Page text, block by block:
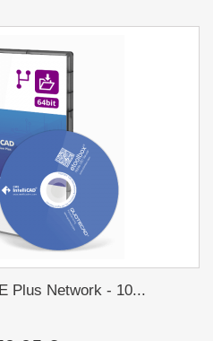
Plus Network - 10...